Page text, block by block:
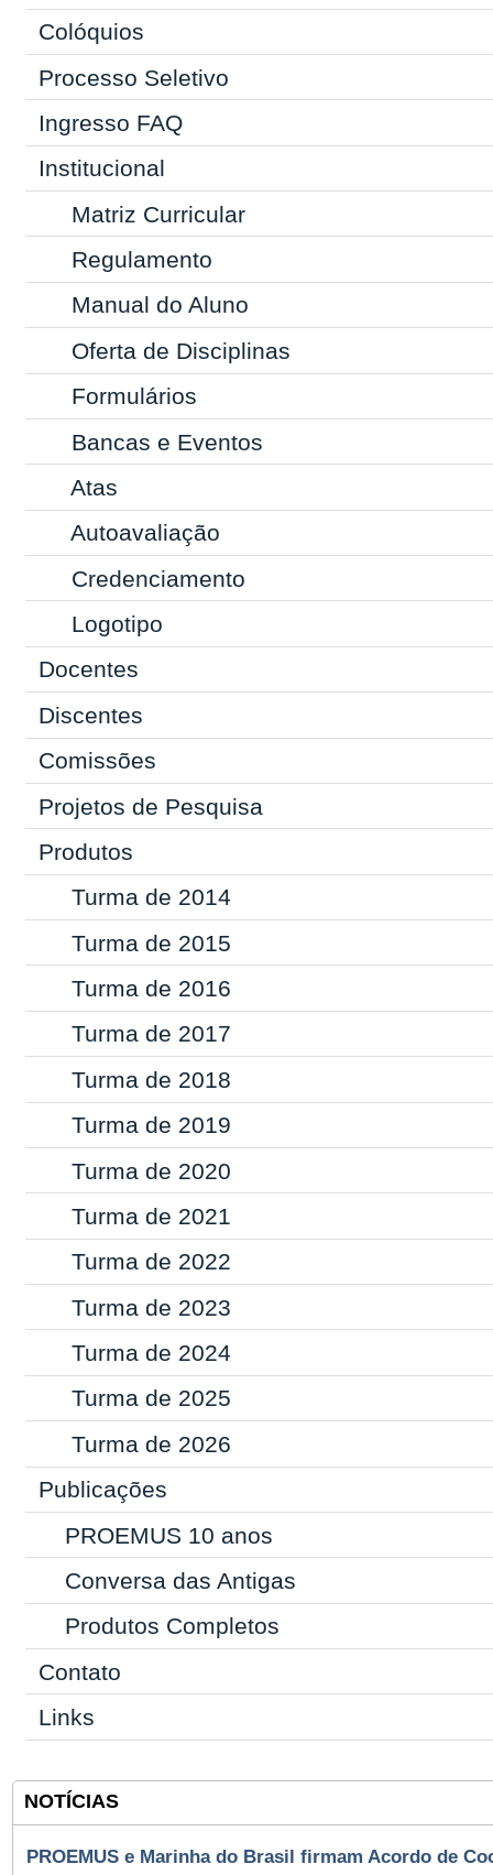
Colóquios
Processo Seletivo
Ingresso FAQ
Institucional
Matriz Curricular
Regulamento
Manual do Aluno
Oferta de Disciplinas
Formulários
Bancas e Eventos
Atas
Autoavaliação
Credenciamento
Logotipo
Docentes
Discentes
Comissões
Projetos de Pesquisa
Produtos
Turma de 2014
Turma de 2015
Turma de 2016
Turma de 2017
Turma de 2018
Turma de 2019
Turma de 2020
Turma de 2021
Turma de 2022
Turma de 2023
Turma de 2024
Turma de 2025
Turma de 2026
Publicações
PROEMUS 10 anos
Conversa das Antigas
Produtos Completos
Contato
Links
NOTÍCIAS
PROEMUS e Marinha do Brasil firmam Acordo de